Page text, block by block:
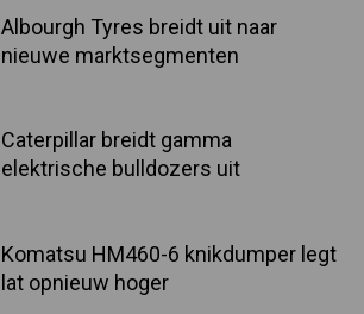
Albourgh Tyres breidt uit naar
nieuwe marktsegmenten
Caterpillar breidt gamma
elektrische bulldozers uit
Komatsu HM460-6 knikdumper legt
lat opnieuw hoger